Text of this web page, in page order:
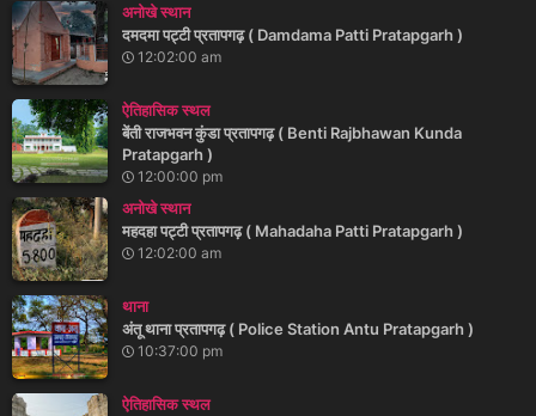
अनोखे स्थान
दमदमा पट्टी प्रतापगढ़ ( Damdama Patti Pratapgarh )
12:02:00 am
ऐतिहासिक स्थल
बेंती राजभवन कुंडा प्रतापगढ़ ( Benti Rajbhawan Kunda
Pratapgarh )
12:00:00 pm
अनोखे स्थान
महदहा पट्टी प्रतापगढ़ ( Mahadaha Patti Pratapgarh )
12:02:00 am
थाना
अंतू थाना प्रतापगढ़ ( Police Station Antu Pratapgarh )
10:37:00 pm
ऐतिहासिक स्थल